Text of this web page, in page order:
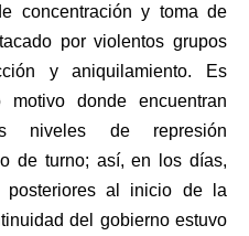
concentración y toma de
por violentos grupos
y aniquilamiento. Es
donde encuentran
niveles de represión
de turno; así, en los días,
posteriores al inicio de la
del gobierno estuvo